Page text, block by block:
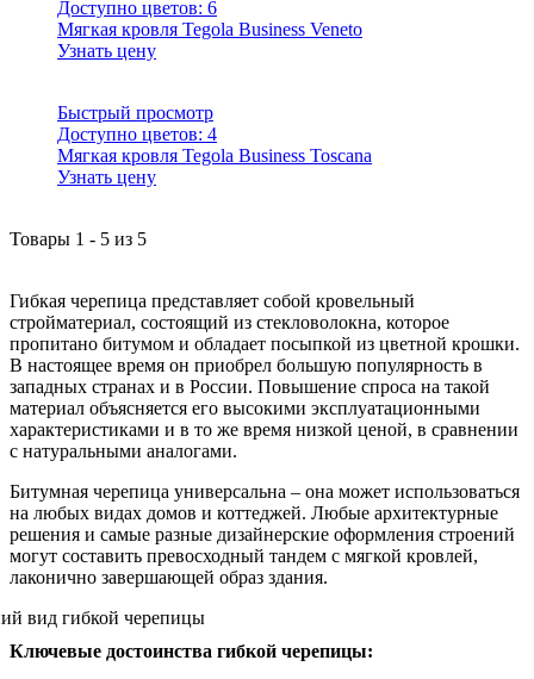
Доступно цветов: 6
Мягкая кровля Tegola Business Veneto
Узнать цену
Быстрый просмотр
Доступно цветов: 4
Мягкая кровля Tegola Business Toscana
Узнать цену
Товары 1 - 5 из 5
Гибкая черепица представляет собой кровельный
стройматериал, состоящий из стекловолокна, которое
пропитано битумом и обладает посыпкой из цветной крошки.
В настоящее время он приобрел большую популярность в
западных странах и в России. Повышение спроса на такой
материал объясняется его высокими эксплуатационными
характеристиками и в то же время низкой ценой, в сравнении
с натуральными аналогами.
Битумная черепица универсальна – она может использоваться
на любых видах домов и коттеджей. Любые архитектурные
решения и самые разные дизайнерские оформления строений
могут составить превосходный тандем с мягкой кровлей,
лаконично завершающей образ здания.
Ключевые достоинства гибкой черепицы: